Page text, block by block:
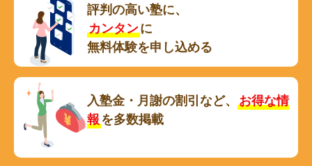
評判の高い塾に、
カンタンに
無料体験を申し込める
入塾金・月謝の割引など、
お得な情
報を多数掲載